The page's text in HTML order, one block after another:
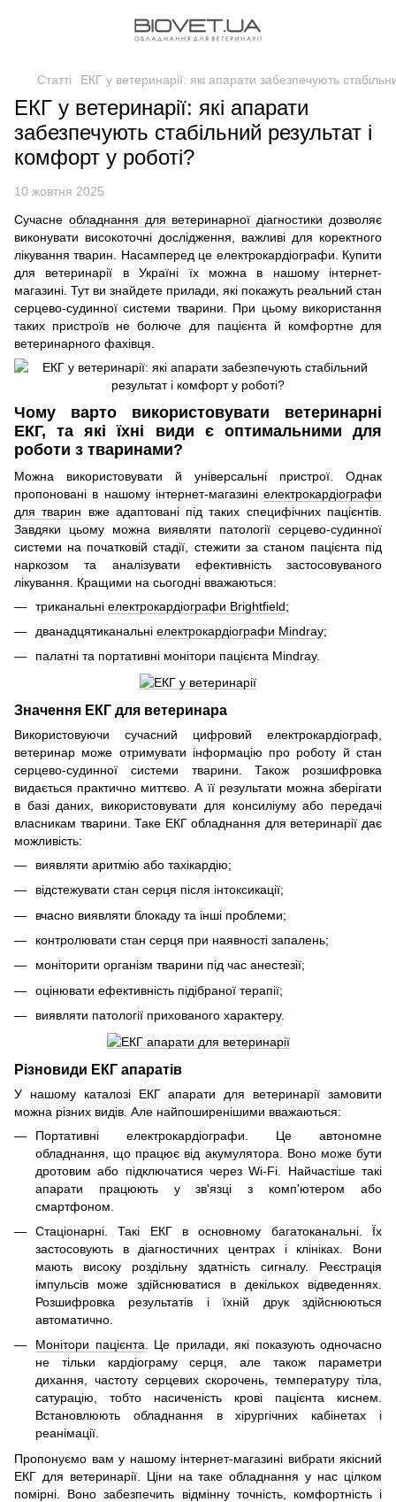
Статті ЕКГ у ветеринарії: які апарати забезпечують
ЕКГ у ветеринарії: які апарати
забезпечують стабільний результат і
комфорт у роботі?
10 жовтня 2025
Сучасне обладнання для ветеринарної діагностики дозволяє
виконувати високоточні дослідження, важливі для коректного
лікування тварин. Насамперед це електрокардіографи. Купити
для ветеринарії в Україні їх можна в нашому інтернет-
магазині. Тут ви знайдете прилади, які покажуть реальний стан
серцево-судинної системи тварини. При цьому використання
таких пристроїв не болюче для пацієнта й комфортне для
ветеринарного фахівця.
Чому варто використовувати ветеринарні
ЕКГ, та які їхні види є оптимальними для
роботи з тваринами?
Можна використовувати й універсальні пристрої. Однак
пропоновані в нашому інтернет-магазині електрокардіографи
для тварин вже адаптовані під таких специфічних пацієнтів.
Завдяки цьому можна виявляти патології серцево-судинної
системи на початковій стадії, стежити за станом пацієнта під
наркозом та аналізувати ефективність застосовуваного
лікування. Кращими на сьогодні вважаються:
триканальні електрокардіографи Brightfield;
дванадцятиканальні електрокардіографи Mindray;
палатні та портативні монітори пацієнта Mindray.
Значення ЕКГ для ветеринара
Використовуючи сучасний цифровий електрокардіограф,
ветеринар може отримувати інформацію про роботу й стан
серцево-судинної системи тварини. Також розшифровка
видається практично миттєво. А її результати можна зберігати
в базі даних, використовувати для консиліуму або передачі
власникам тварини. Таке ЕКГ обладнання для ветеринарії дає
можливість:
виявляти аритмію або тахікардію;
відстежувати стан серця після інтоксикації;
вчасно виявляти блокаду та інші проблеми;
контролювати стан серця при наявності запалень;
моніторити організм тварини під час анестезії;
оцінювати ефективність підібраної терапії;
виявляти патології прихованого характеру.
Різновиди ЕКГ апаратів
У нашому каталозі ЕКГ апарати для ветеринарії замовити
можна різних видів. Але найпоширенішими вважаються:
Портативні електрокардіографи. Це автономне
обладнання, що працює від акумулятора. Воно може бути
дротовим або підключатися через Wi-Fi. Найчастіше такі
апарати працюють у зв'язці з комп'ютером або
смартфоном.
Стаціонарні. Такі ЕКГ в основному багатоканальні. Їх
застосовують в діагностичних центрах і клініках. Вони
мають високу роздільну здатність сигналу. Реєстрація
імпульсів може здійснюватися в декількох відведеннях.
Розшифровка результатів і їхній друк здійснюються
автоматично.
Монітори пацієнта. Це прилади, які показують одночасно
не тільки кардіограму серця, але також параметри
дихання, частоту серцевих скорочень, температуру тіла,
сатурацію, тобто насиченість крові пацієнта киснем.
Встановлюють обладнання в хірургічних кабінетах і
реанімації.
Пропонуємо вам у нашому інтернет-магазині вибрати якісний
ЕКГ для ветеринарії. Ціни на таке обладнання у нас цілком
помірні. Воно забезпечить відмінну точність, комфортність і